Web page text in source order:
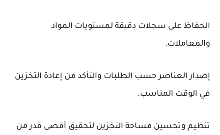
الحفاظ على سجلات دقيقة لمستويات المواد
والمعاملات.
إصدار العناصر حسب الطلبات والتأكد من إعادة التخزين
في الوقت المناسب.
تنظيم وتحسين مساحة التخزين لتحقيق أقصى قدر من